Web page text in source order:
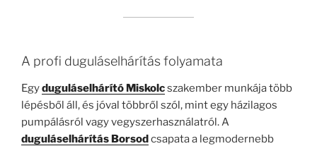
A profi duguláselhárítás folyamata
Egyduguláselhárító Miskolcszakember munkája több
lépésből áll, és jóval többről szól, mint egy házilagos
pumpálásról vagy vegyszerhasználatról. A
duguláselhárítás Borsodcsapata a legmodernebb